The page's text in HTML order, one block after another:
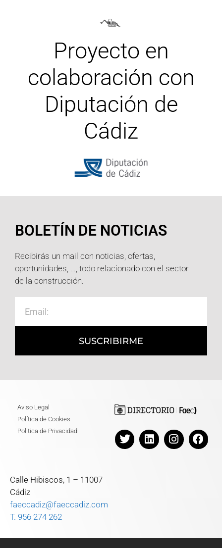
Proyecto en
colaboración con
Diputación de
Cádiz
BOLETÍN DE NOTICIAS
Recibirás un mail con noticias, ofertas,
oportunidades, …, todo relacionado con el sector
de la construcción.
SUSCRIBIRME
Aviso Legal
Política de Cookies
Politica de Privacidad
Calle Hibiscos, 1 – 11007
Cádiz
faeccadiz@faeccadiz.com
T. 956 274 262